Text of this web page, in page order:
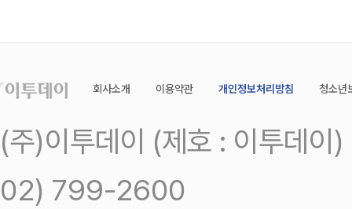
회사소개 이용약관 개인정보처리방침 청소년
(주)이투데이 (제호 : 이투데
02) 799-2600